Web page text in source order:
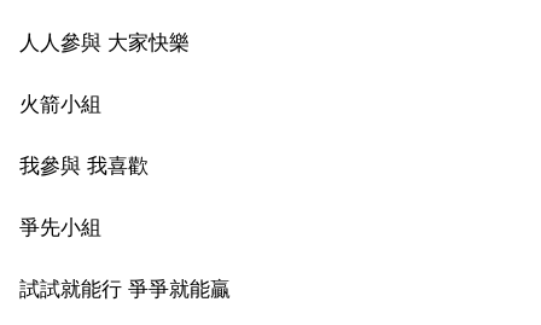
人人參與 大家快樂
火箭小組
我參與 我喜歡
爭先小組
試試就能行 爭爭就能贏